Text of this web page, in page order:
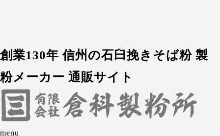
創業130年 信州の石臼挽きそば粉 製
粉メーカー 通販サイト
menu